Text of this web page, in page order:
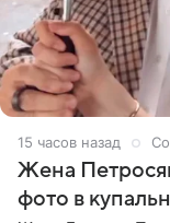
16 часов назад
Жена
фото в